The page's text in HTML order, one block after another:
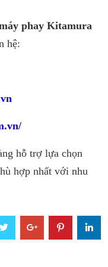
phay Kitamura
hệ:
hỗ trợ lựa chọn
hợp nhất với nhu